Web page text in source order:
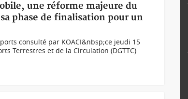
une réforme majeure du
phase de finalisation pour un
consulté par KOACI&nbsp;ce jeudi 15
Terrestres et de la Circulation (DGTTC)